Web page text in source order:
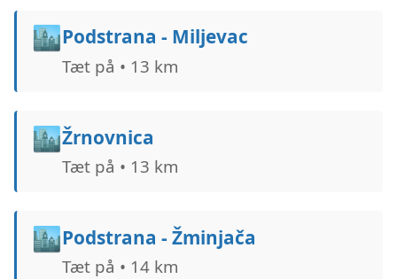
🏙️Podstrana - Miljevac
Tæt på • 13 km
🏙️Žrnovnica
Tæt på • 13 km
🏙️Podstrana - Žminjača
Tæt på • 14 km